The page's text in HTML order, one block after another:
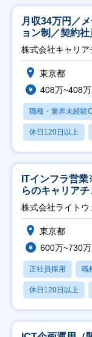
月収34万円／
ョン制／契約
株式会社キャリ
東京都
408万~408万
職種・業界未経験
休日120日以上
ITインフラ営
らのキャリア
能】
株式会社ライトウ
東京都
600万~730万
正社員採用 職
休日120日以上